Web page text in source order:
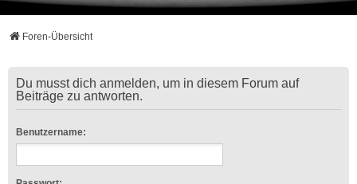
Foren-Übersicht
Du musst dich anmelden, um in diesem Forum auf
Beiträge zu antworten.
Benutzername: